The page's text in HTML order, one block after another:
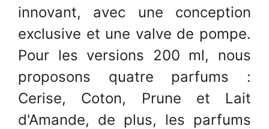
innovant, avec une conception
exclusive et une valve de pompe.
Pour les versions 200 ml, nous
proposons quatre parfums :
Cerise, Coton, Prune et Lait
d'Amande, de plus, les parfums